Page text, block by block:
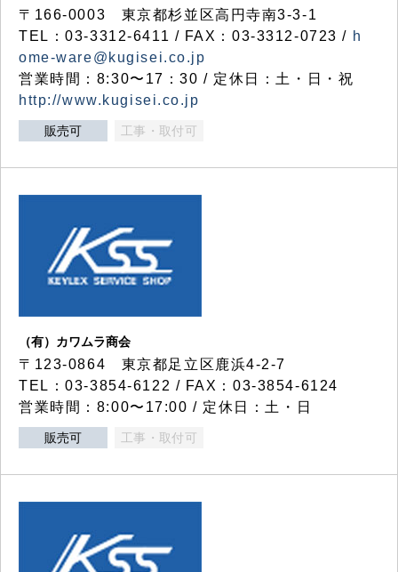
〒166-0003 東京都杉並区高円寺南3-3-1
TEL：03-3312-6411 / FAX：03-3312-0723 / h
ome-ware@kugisei.co.jp
営業時間：8:30〜17：30 / 定休日：土・日・祝
http://www.kugisei.co.jp
販売可 工事・取付可
（有）カワムラ商会
〒123-0864 東京都足立区鹿浜4-2-7
TEL：03-3854-6122 / FAX：03-3854-6124
営業時間：8:00〜17:00 / 定休日：土・日
販売可 工事・取付可